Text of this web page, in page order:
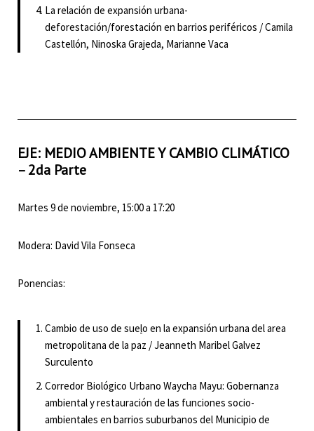
La relación de expansión urbana-
deforestación/forestación en barrios periféricos / Camila
Castellón, Ninoska Grajeda, Marianne Vaca
EJE: MEDIO AMBIENTE Y CAMBIO CLIMÁTICO
– 2da Parte
Martes 9 de noviembre, 15:00 a 17:20
Modera: David Vila Fonseca
Ponencias:
Cambio de uso de suelo en la expansión urbana del area
metropolitana de la paz / Jeanneth Maribel Galvez
Surculento
Corredor Biológico Urbano Waycha Mayu: Gobernanza
ambiental y restauración de las funciones socio-
ambientales en barrios suburbanos del Municipio de